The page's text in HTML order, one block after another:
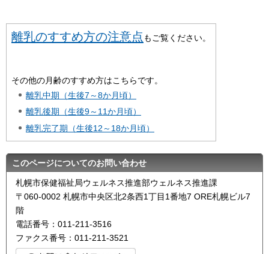
離乳のすすめ方の注意点 もご覧ください。
その他の月齢のすすめ方はこちらです。
離乳中期（生後7～8か月頃）
離乳後期（生後9～11か月頃）
離乳完了期（生後12～18か月頃）
このページについてのお問い合わせ
札幌市保健福祉局ウェルネス推進部ウェルネス推進課
〒060-0002 札幌市中央区北2条西1丁目1番地7 ORE札幌ビル7
階
電話番号：011-211-3516
ファクス番号：011-211-3521